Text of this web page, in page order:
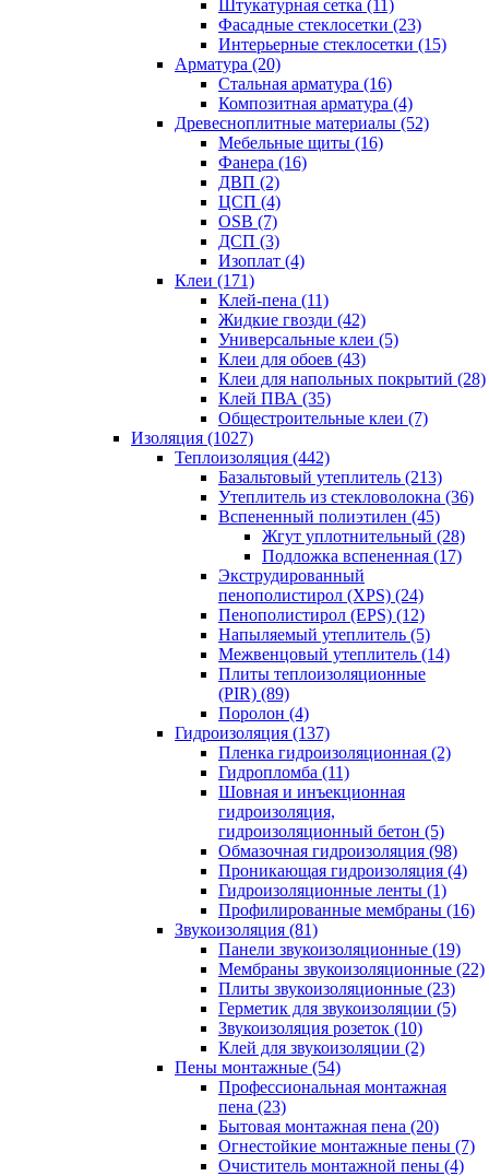
Штукатурная сетка (11)
Фасадные стеклосетки (23)
Интерьерные стеклосетки (15)
Арматура (20)
Стальная арматура (16)
Композитная арматура (4)
Древесноплитные материалы (52)
Мебельные щиты (16)
Фанера (16)
ДВП (2)
ЦСП (4)
OSB (7)
ДСП (3)
Изоплат (4)
Клеи (171)
Клей-пена (11)
Жидкие гвозди (42)
Универсальные клеи (5)
Клеи для обоев (43)
Клеи для напольных покрытий (28)
Клей ПВА (35)
Общестроительные клеи (7)
Изоляция (1027)
Теплоизоляция (442)
Базальтовый утеплитель (213)
Утеплитель из стекловолокна (36)
Вспененный полиэтилен (45)
Жгут уплотнительный (28)
Подложка вспененная (17)
Экструдированный
пенополистирол (XPS) (24)
Пенополистирол (EPS) (12)
Напыляемый утеплитель (5)
Межвенцовый утеплитель (14)
Плиты теплоизоляционные
(PIR) (89)
Поролон (4)
Гидроизоляция (137)
Пленка гидроизоляционная (2)
Гидропломба (11)
Шовная и инъекционная
гидроизоляция,
гидроизоляционный бетон (5)
Обмазочная гидроизоляция (98)
Проникающая гидроизоляция (4)
Гидроизоляционные ленты (1)
Профилированные мембраны (16)
Звукоизоляция (81)
Панели звукоизоляционные (19)
Мембраны звукоизоляционные (22)
Плиты звукоизоляционные (23)
Герметик для звукоизоляции (5)
Звукоизоляция розеток (10)
Клей для звукоизоляции (2)
Пены монтажные (54)
Профессиональная монтажная
пена (23)
Бытовая монтажная пена (20)
Огнестойкие монтажные пены (7)
Очиститель монтажной пены (4)